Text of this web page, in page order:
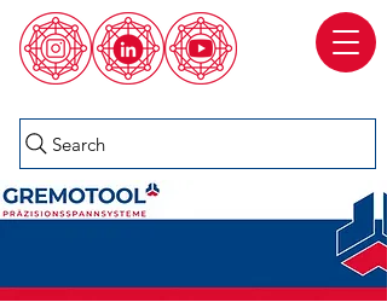
Search